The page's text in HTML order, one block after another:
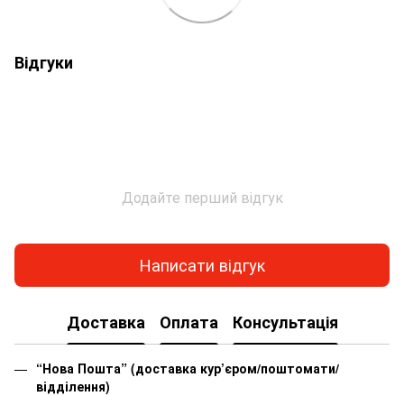
Відгуки
Додайте перший відгук
Написати відгук
Доставка Оплата Консультація
“Нова Пошта” (доставка кур’єром/поштомати/
відділення)